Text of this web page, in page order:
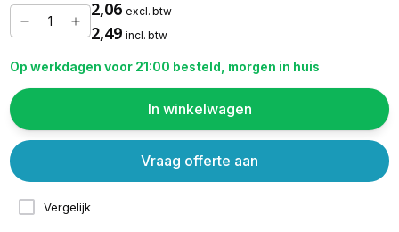
2,06 excl. btw
2,49 incl. btw
Op werkdagen voor 21:00 besteld, morgen in huis
In winkelwagen
Vergelijk
Vraag offerte aan